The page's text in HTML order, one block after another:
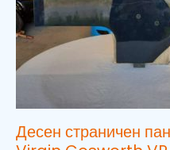
Десен страничен